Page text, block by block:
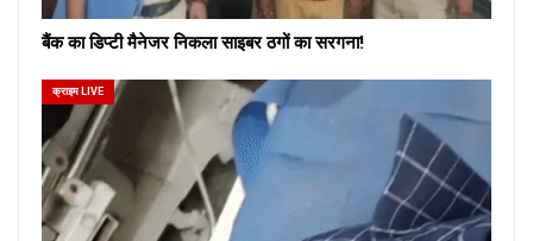
बैंक का डिप्टी मैनेजर निकला साइबर ठगों का सरगना!
क्राइम LIVE